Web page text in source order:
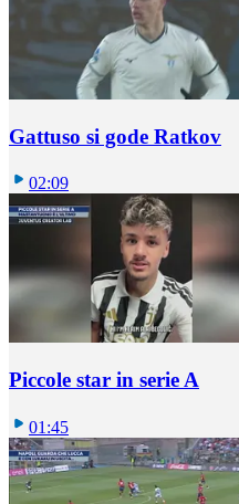
Gattuso si gode Ratkov
02:09
Piccole star in serie A
01:45